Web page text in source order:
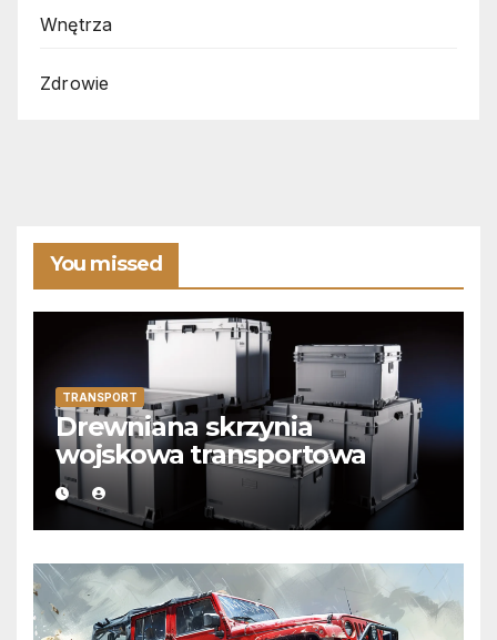
Wnętrza
Zdrowie
You missed
TRANSPORT
Drewniana skrzynia
wojskowa transportowa